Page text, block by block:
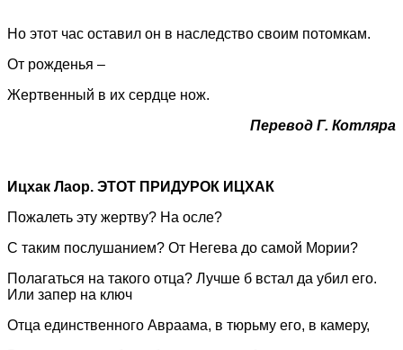
Но этот час оставил он в наследство своим потомкам.
От рожденья –
Жертвенный в их сердце нож.
Перевод Г. Котляра
Ицхак Лаор. ЭТОТ ПРИДУРОК ИЦХАК
Пожалеть эту жертву? На осле?
С таким послушанием? От Негева до самой Мории?
Полагаться на такого отца? Лучше б встал да убил его.
Или запер на ключ
Отца единственного Авраама, в тюрьму его, в камеру,